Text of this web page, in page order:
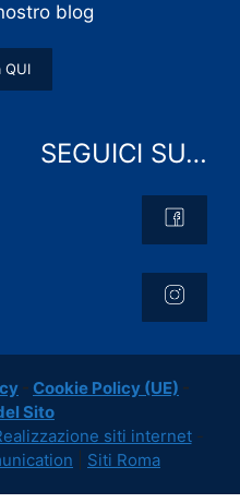
blog
QUI
SEGUICI SU…
- Cookie Policy (UE) -
Sito
siti internet-
Siti Roma